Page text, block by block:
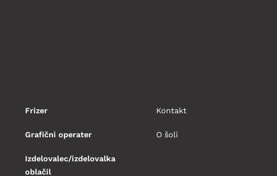
Frizer
Grafični operater
Izdelovalec/izdelovalka
oblačil
Kontakt
O šoli